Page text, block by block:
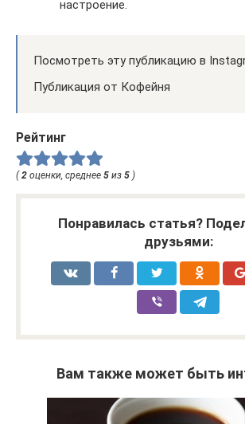
настроение.
Посмотреть эту публикацию в
Публикация от Кофейня
Рейтинг
(2 оценки, среднее 5 из 5 )
Понравилась статья?
друзьями:
Вам также может быть